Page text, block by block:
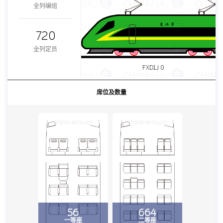
全列编组
720
全列定员
FXD1J 0
席位及数量
56
一等座
china-emu.cn
664
二等座
china-emu.cn